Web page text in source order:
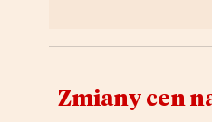
Zmiany cen